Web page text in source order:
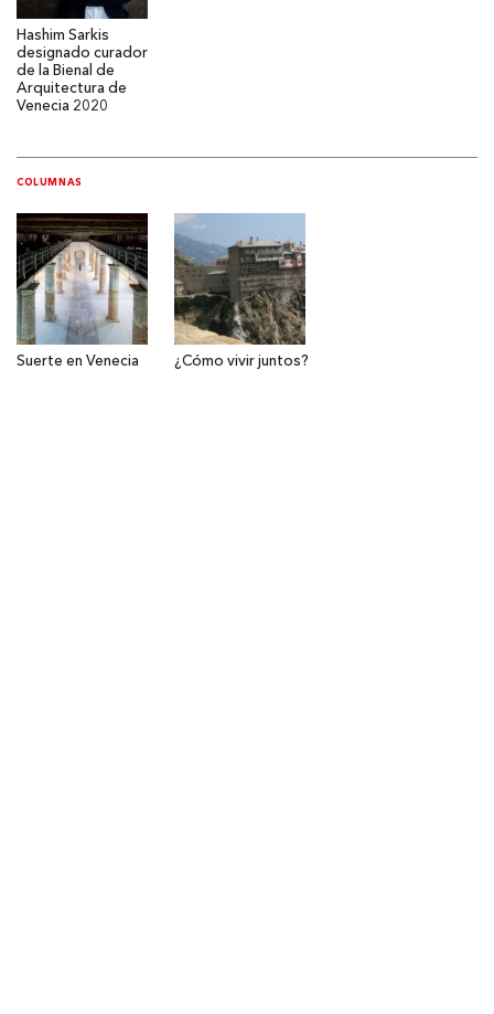
Hashim Sarkis
designado curador
de la Bienal de
Arquitectura de
Venecia 2020
COLUMNAS
Suerte en Venecia ¿Cómo vivir juntos?